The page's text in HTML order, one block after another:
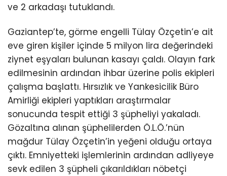
ve 2 arkadaşı tutuklandı.
Gaziantep’te, görme engelli Tülay Özçetin’e ait
eve giren kişiler içinde 5 milyon lira değerindeki
ziynet eşyaları bulunan kasayı çaldı. Olayın fark
edilmesinin ardından ihbar üzerine polis ekipleri
çalışma başlattı. Hırsızlık ve Yankesicilik Büro
Amirliği ekipleri yaptıkları araştırmalar
sonucunda tespit ettiği 3 şüpheliyi yakaladı.
Gözaltına alınan şüphelilerden Ö.L.Ö.’nün
mağdur Tülay Özçetin’in yeğeni olduğu ortaya
çıktı. Emniyetteki işlemlerinin ardından adliyeye
sevk edilen 3 şüpheli çıkarıldıkları nöbetçi